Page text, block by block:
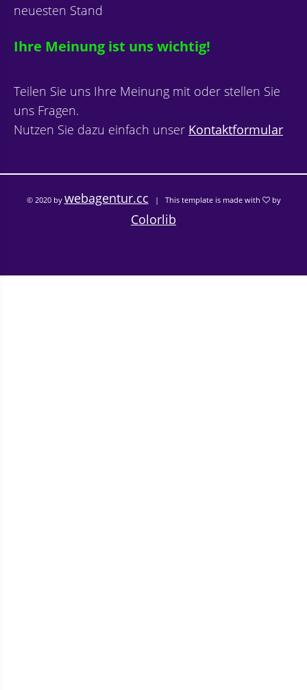
neuesten Stand
Ihre Meinung ist uns wichtig!
Teilen Sie uns Ihre Meinung mit oder stellen Sie
uns Fragen.
Nutzen Sie dazu einfach unser Kontaktformular
© 2020 by webagentur.cc | This template is made with by
Colorlib